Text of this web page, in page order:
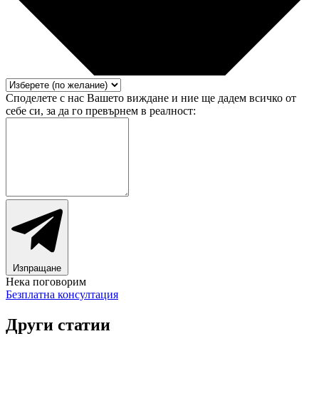
Споделете с нас Вашето виждане и ние ще дадем всичко от
себе си, за да го превърнем в реалност:
Изпращане
Нека поговорим
Безплатна консултация
Други статии